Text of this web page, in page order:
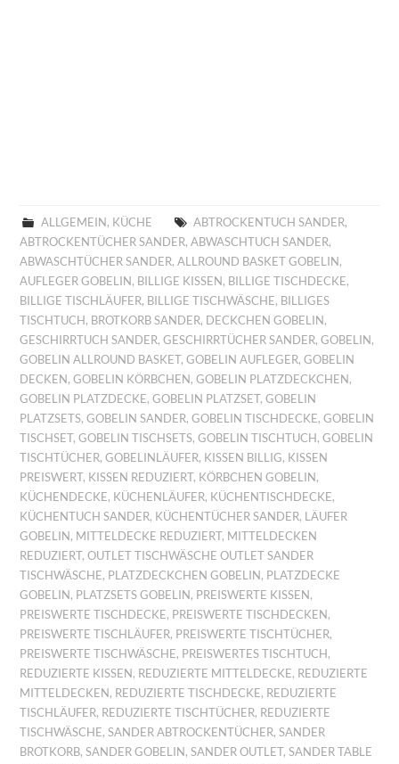
ALLGEMEIN , KÜCHE ABTROCKENTUCH SANDER,
ABTROCKENTÜCHER SANDER,ABWASCHTUCH SANDER,
ABWASCHTÜCHER SANDER,ALLROUND BASKET GOBELIN ,
AUFLEGER GOBELIN , BILLIGE KISSEN , BILLIGE TISCHDECKE,
BILLIGE TISCHLÄUFER, BILLIGE TISCHWÄSCHE, BILLIGES
TISCHTUCH , BROTKORB SANDER, DECKCHEN GOBELIN ,
GESCHIRRTUCH SANDER,GESCHIRRTÜCHER SANDER,GOBELIN ,
GOBELIN ALLROUND BASKET,GOBELIN AUFLEGER,GOBELIN
DECKEN ,GOBELIN KÖRBCHEN ,GOBELIN PLATZDECKCHEN ,
GOBELIN PLATZDECKE,GOBELIN PLATZSET,GOBELIN
PLATZSETS,GOBELIN SANDER,GOBELIN TISCHDECKE,GOBELIN
TISCHSET,GOBELIN TISCHSETS,GOBELIN TISCHTUCH ,GOBELIN
TISCHTÜCHER,GOBELINLÄUFER, KISSEN BILLIG, KISSEN
PREISWERT, KISSEN REDUZIERT, KÖRBCHEN GOBELIN ,
KÜCHENDECKE, KÜCHENLÄUFER, KÜCHENTISCHDECKE,
KÜCHENTUCH SANDER, KÜCHENTÜCHER SANDER, LÄUFER
GOBELIN , MITTELDECKE REDUZIERT, MITTELDECKEN
REDUZIERT,OUTLET TISCHWÄSCHE OUTLET SANDER
TISCHWÄSCHE, PLATZDECKCHEN GOBELIN , PLATZDECKE
GOBELIN , PLATZSETS GOBELIN , PREISWERTE KISSEN ,
PREISWERTE TISCHDECKE, PREISWERTE TISCHDECKEN ,
PREISWERTE TISCHLÄUFER, PREISWERTE TISCHTÜCHER,
PREISWERTE TISCHWÄSCHE, PREISWERTES TISCHTUCH ,
REDUZIERTE KISSEN , REDUZIERTE MITTELDECKE, REDUZIERTE
MITTELDECKEN , REDUZIERTE TISCHDECKE, REDUZIERTE
TISCHLÄUFER, REDUZIERTE TISCHTÜCHER, REDUZIERTE
TISCHWÄSCHE,SANDER ABTROCKENTÜCHER,SANDER
BROTKORB,SANDER GOBELIN ,SANDER OUTLET,SANDER TABLE